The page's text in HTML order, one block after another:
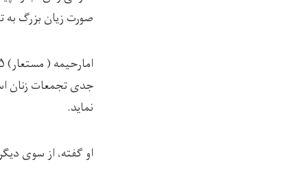
صورت زیان بزرگ به
جدی تجمعات زنان
نماید.
او گفته، از سوی